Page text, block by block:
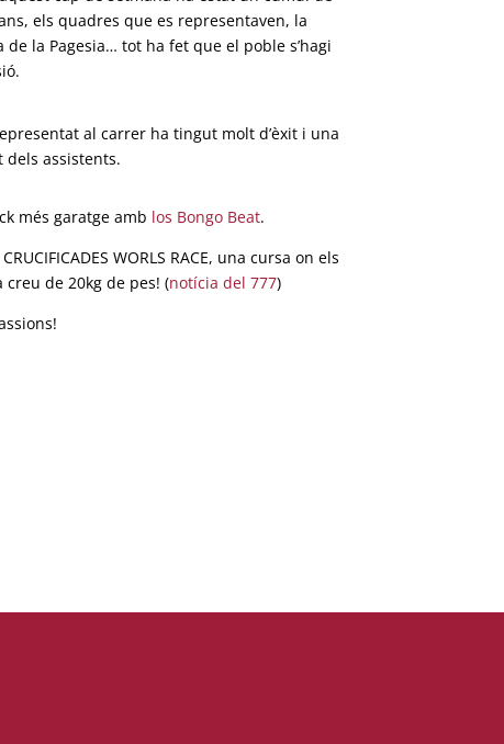
els quadres que es representaven, la
de la Pagesia… tot ha fet que el poble s’hagi
al carrer ha tingut molt d’èxit i una
assistents.
més garatge amb los Bongo Beat.
WORLS RACE, una cursa on els
de 20kg de pes! (notícia del 777)